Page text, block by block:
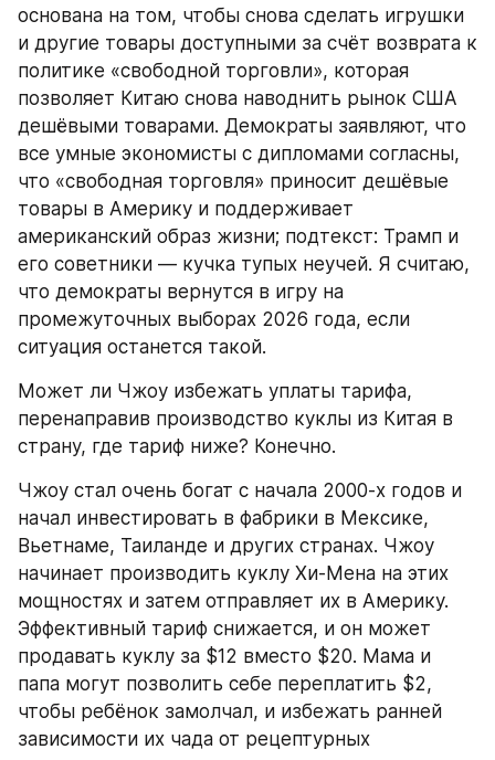
основана на том, чтобы снова сделать игрушки
и другие товары доступными за счёт возврата к
политике «свободной торговли», которая
позволяет Китаю снова наводнить рынок США
дешёвыми товарами. Демократы заявляют, что
все умные экономисты с дипломами согласны,
что «свободная торговля» приносит дешёвые
товары в Америку и поддерживает
американский образ жизни; подтекст: Трамп и
его советники — кучка тупых неучей. Я считаю,
что демократы вернутся в игру на
промежуточных выборах 2026 года, если
ситуация останется такой.
Может ли Чжоу избежать уплаты тарифа,
перенаправив производство куклы из Китая в
страну, где тариф ниже? Конечно.
Чжоу стал очень богат с начала 2000-х годов и
начал инвестировать в фабрики в Мексике,
Вьетнаме, Таиланде и других странах. Чжоу
начинает производить куклу Хи-Мена на этих
мощностях и затем отправляет их в Америку.
Эффективный тариф снижается, и он может
продавать куклу за $12 вместо $20. Мама и
папа могут позволить себе переплатить $2,
чтобы ребёнок замолчал, и избежать ранней
зависимости их чада от рецептурных